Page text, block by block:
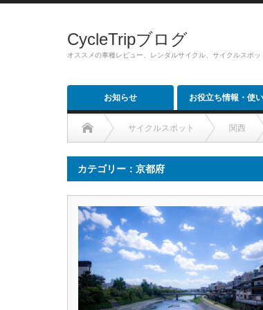
CycleTripブログ
オススメの車種レビュー、レンタルサイクル、サイクルスポッ
お知らせ お役立ち情報・使
サイクルスポット 関西
カテゴリー：京都府